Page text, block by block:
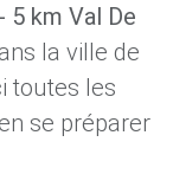
5 km Val De
la ville de
toutes les
se préparer